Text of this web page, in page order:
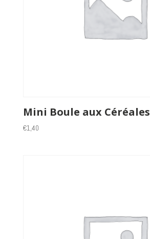
Mini Boule aux Céréales
€1,40